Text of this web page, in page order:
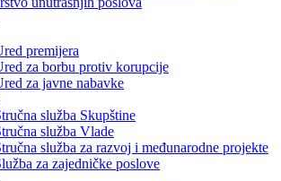
premijera
za borbu protiv korupcije
za javne nabavke
služba Skupštine
služba Vlade
služba za razvoj i međunarodne projekte
za zajedničke poslove